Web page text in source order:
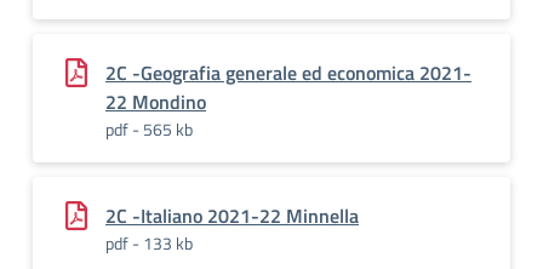
2C -Geografia generale ed economica 2021-
22 Mondino
pdf - 565 kb
2C -Italiano 2021-22 Minnella
pdf - 133 kb